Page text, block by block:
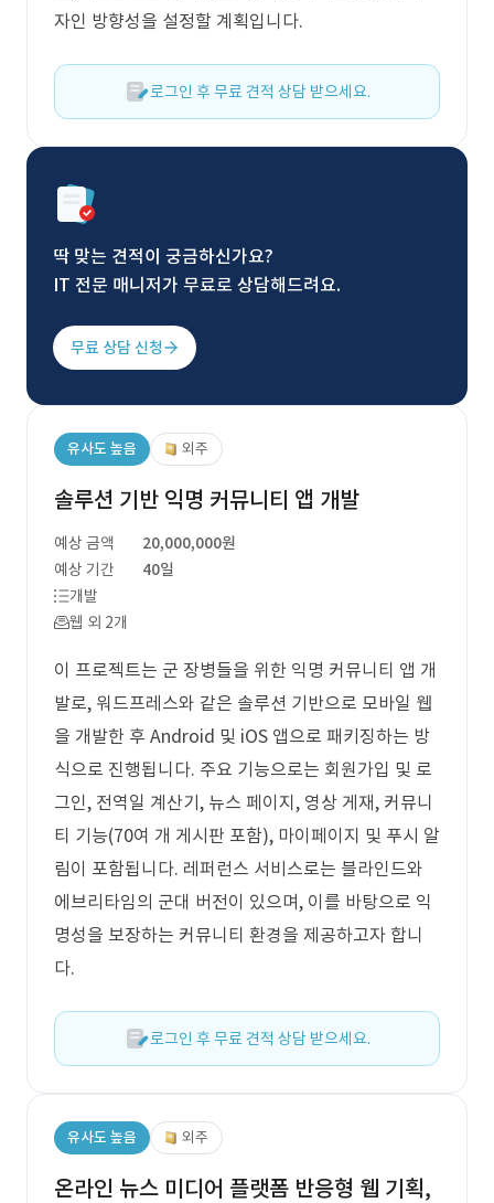
자인 방향성을 설정할 계획입니다.
로그인 후 무료 견적 상담 받으세요.
딱 맞는 견적이 궁금하신가요?
IT 전문 매니저가 무료로 상담해드려요.
무료 상담 신청
유사도 높음 외주
솔루션 기반 익명 커뮤니티 앱 개발
예상 금액
20,000,000원
예상 기간
40일
개발
웹 외 2개
이 프로젝트는 군 장병들을 위한 익명 커뮤니티 앱 개
발로, 워드프레스와 같은 솔루션 기반으로 모바일 웹
을 개발한 후 Android 및 iOS 앱으로 패키징하는 방
식으로 진행됩니다. 주요 기능으로는 회원가입 및 로
그인, 전역일 계산기, 뉴스 페이지, 영상 게재, 커뮤니
티 기능(70여 개 게시판 포함), 마이페이지 및 푸시 알
림이 포함됩니다. 레퍼런스 서비스로는 블라인드와
에브리타임의 군대 버전이 있으며, 이를 바탕으로 익
명성을 보장하는 커뮤니티 환경을 제공하고자 합니
다.
로그인 후 무료 견적 상담 받으세요.
유사도 높음 외주
온라인 뉴스 미디어 플랫폼 반응형 웹 기획,